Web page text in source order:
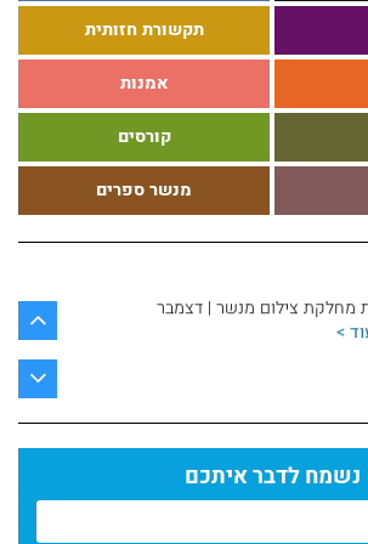
תקשורת חזותית
אמנות
קורסים
מנשר ספרים
מחלקת צילום: בין המקלט לעדשה
>
המחלקה לצילום – פברואר
>
צילום מנשר – 2026
מחלקת צילום מנשר | דצמבר
>
>
– בסימן צילומי מלחמה
נשמח לדבר איתכם